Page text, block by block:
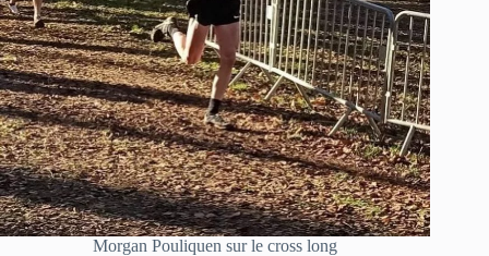
Morgan Pouliquen sur le cross long